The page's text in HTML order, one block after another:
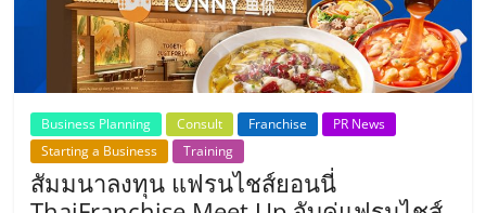
แฟ
รน
ไชส์,
รวม
Business Planning Consult Franchise
PR News
Starting a Business
Training
สัมมนาลงทุน แฟรนไชส์ยอนนี่